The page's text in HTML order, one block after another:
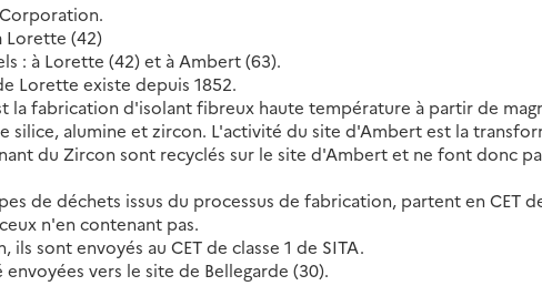
Lorette (42)
: à Lorette (42) et à Ambert (63).
Lorette existe depuis 1852.
fabrication d'isolant fibreux haute température à partir de
silice, alumine et zircon. L'activité du site d'Ambert est la
du Zircon sont recyclés sur le site d'Ambert et ne font donc
de déchets issus du processus de fabrication, partent en CET
n'en contenant pas.
sont envoyés au CET de classe 1 de SITA.
envoyées vers le site de Bellegarde (30).